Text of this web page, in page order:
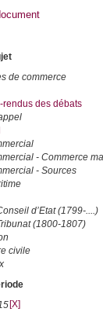
de commerce
rendus des débats
- Commerce
- Sources
d’Etat (1799-....)
(1800-1807)
civile
[X]